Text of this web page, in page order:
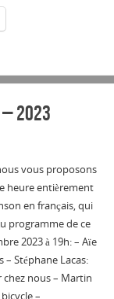
2023
vous proposons
heure entièrement
en français, qui
programme de ce
2023 à 19h: – Aïe
– Stéphane Lacas:
chez nous – Martin
–…